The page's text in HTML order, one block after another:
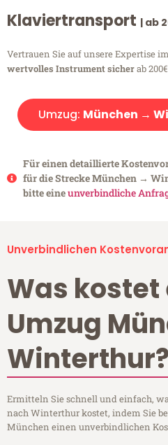
Klaviertransport | ab
Vertrauen Sie auf unsere Expertise im
wertvolles Instrument sicherab
Umzug: München →
Für einen detaillierte
für die Strecke München →
bitte eineunverbindliche
Unverbindlichen
Was kostet
Umzug
Winterthur?
Ermitteln Sie schnell und einfach,
nach Winterthur kostet, indem Sie
München einen unverbindlichen